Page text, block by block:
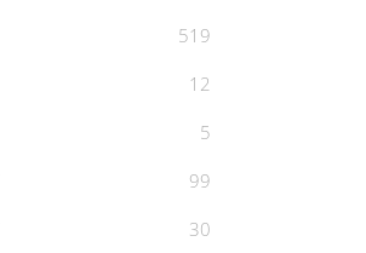
519
12
5
99
30